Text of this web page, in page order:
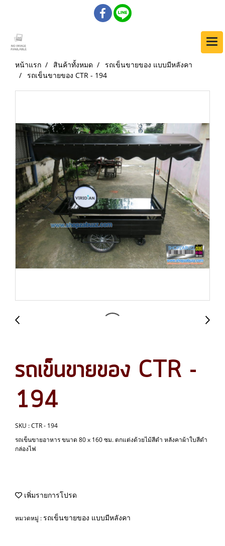
หน้าแรก สินค้าทั้งหมด
รถเข็นขายของ แบบมีหลังคา
รถเข็นขายของ CTR - 194
รถเข็นขายของ CTR -
194
SKU : CTR - 194
รถเข็นขายอาหาร ขนาด 80 x 160 ซม. ตกแต่งด้วยไม้สีดำ หลังคาผ้าใบสีดำ
กล่องไฟ
เพิ่มรายการโปรด
หมวดหมู่ :รถเข็นขายของ แบบมีหลังคา